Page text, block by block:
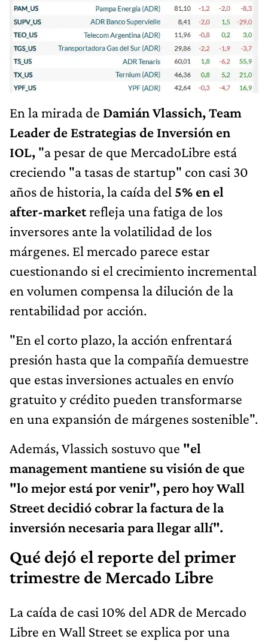
En la mirada de Damián Vlassich, Team
Leader de Estrategias de Inversión en
IOL, "a pesar de que MercadoLibre está
creciendo "a tasas de startup" con casi 30
años de historia, la caída del 5% en el
after-marketrefleja una fatiga de los
inversores ante la volatilidad de los
márgenes. El mercado parece estar
cuestionando si el crecimiento incremental
en volumen compensa la dilución de la
rentabilidad por acción.
"En el corto plazo, la acción enfrentará
presión hasta que la compañía demuestre
que estas inversiones actuales en envío
gratuito y crédito pueden transformarse
en una expansión de márgenes sostenible".
Además, Vlassich sostuvo que "el
management mantiene su visión de que
"lo mejor está por venir", pero hoy Wall
Street decidió cobrar la factura de la
inversión necesaria para llegar allí".
Qué dejó el reporte del primer
trimestre de Mercado Libre
La caída de casi 10% del ADR de Mercado
Libre en Wall Street se explica por una